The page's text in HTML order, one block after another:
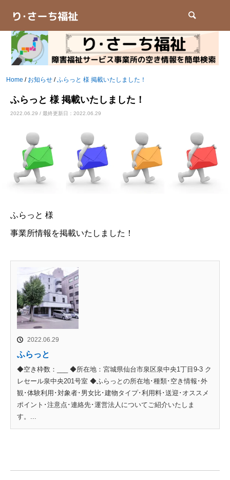
Home / お知らせ /ふらっと 様 掲載いたしました！
ふらっと 様 掲載いたしました！
2022.06.29 / 最終更新日：2022.06.29
ふらっと 様
事業所情報を掲載いたしました！
2022.06.29
ふらっと
◆空き枠数：___ ◆所在地：宮城県仙台市泉区泉中央1丁目9-3 ク
レセール泉中央201号室 ◆ふらっとの所在地･種類･空き情報･外
観･体験利用･対象者･男女比･建物タイプ･利用料･送迎･オススメ
ポイント･注意点･連絡先･運営法人についてご紹介いたしま
す。...